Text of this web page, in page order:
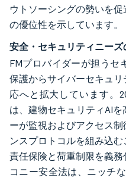
ウトソーシングの勢いを
の優位性を示しています。
安全・セキュリティニーズ
FMプロバイダーが担うセ
保護からサイバーセキュ
応へと拡大しています。
は、建物セキュリティAI
ーが監視およびアクセス
ンスプロトコルを組み込
責任保険と荷重制限を義
コニー安全法は、ニッチ